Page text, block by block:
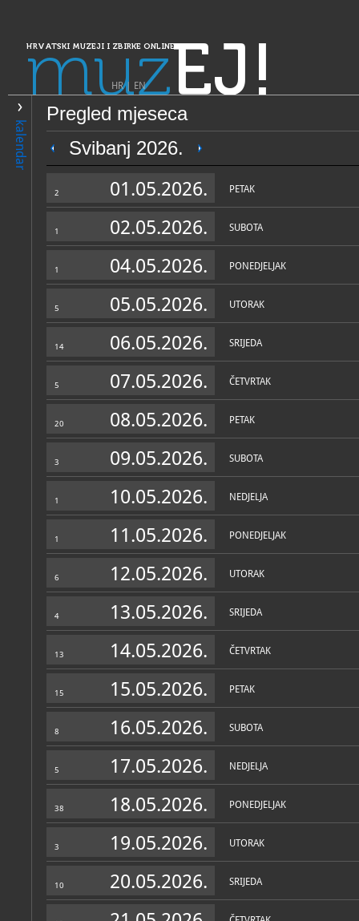
HRVATSKI MUZEJI I ZBIRKE ONLINE
muzEJ!
HR| EN
kalendar
Pregled mjeseca
Svibanj 2026.
2 01.05.2026. PETAK
1 02.05.2026. SUBOTA
1 04.05.2026. PONEDJELJAK
5 05.05.2026. UTORAK
14 06.05.2026. SRIJEDA
5 07.05.2026. ČETVRTAK
20 08.05.2026. PETAK
3 09.05.2026. SUBOTA
1 10.05.2026. NEDJELJA
1 11.05.2026. PONEDJELJAK
6 12.05.2026. UTORAK
4 13.05.2026. SRIJEDA
13 14.05.2026. ČETVRTAK
15 15.05.2026. PETAK
8 16.05.2026. SUBOTA
5 17.05.2026. NEDJELJA
38 18.05.2026. PONEDJELJAK
3 19.05.2026. UTORAK
10 20.05.2026. SRIJEDA
PRETRAŽIVANJE
Dalmacija
Prirodoslovni muzej
OPĆI PODACI
Zbirke